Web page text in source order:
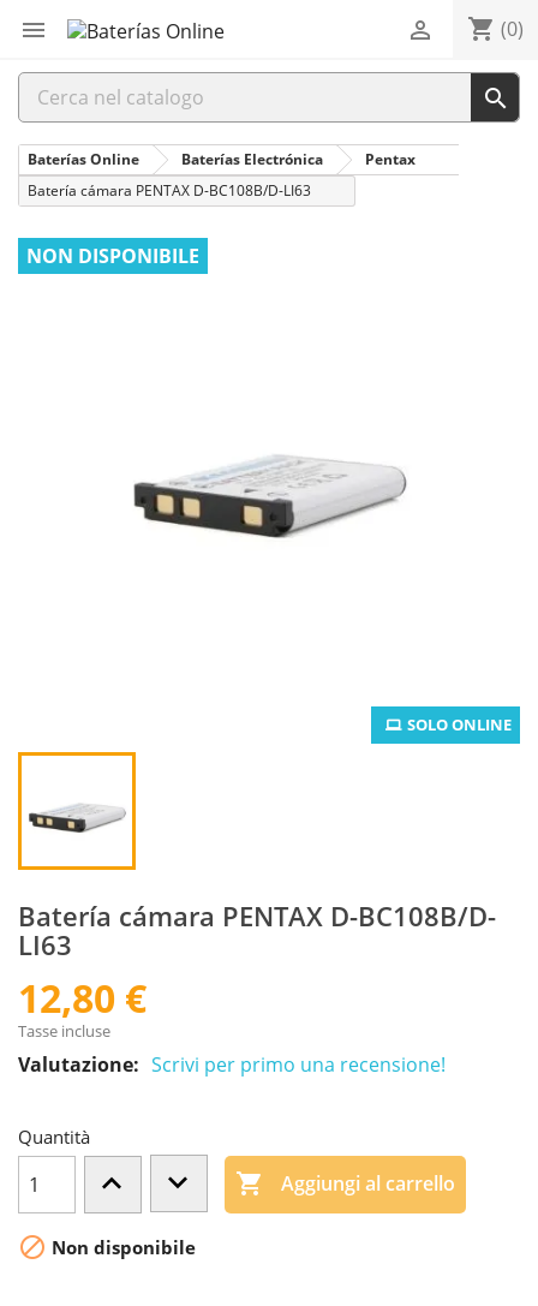
 shopping_cart (0)


Baterías Online Baterías Electrónica
Pentax
Batería cámara PENTAX D-BC108B/D-LI63
SOLO ONLINE
NON DISPONIBILE
Batería cámara PENTAX D-BC108B/D-
LI63
12,80 €
Tasse incluse
Valutazione: Scrivi per primo una recensione!
Quantità
 Aggiungi al carrello
 Non disponibile